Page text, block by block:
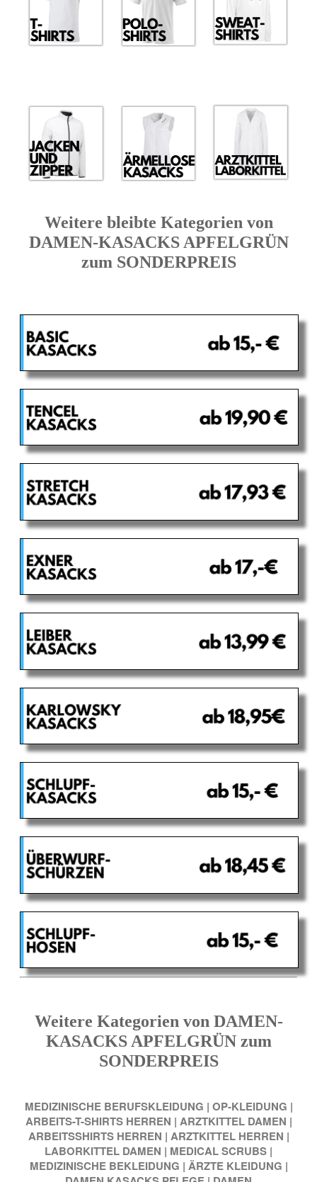
Weitere bleibte Kategorien von
DAMEN-KASACKS APFELGRÜN
zum SONDERPREIS
Weitere Kategorien von DAMEN-
KASACKS APFELGRÜN zum
SONDERPREIS
MEDIZINISCHE BERUFSKLEIDUNG | OP-KLEIDUNG |
ARBEITS-T-SHIRTS HERREN | ARZTKITTEL DAMEN |
ARBEITSSHIRTS HERREN | ARZTKITTEL HERREN |
LABORKITTEL DAMEN | MEDICAL SCRUBS |
MEDIZINISCHE BEKLEIDUNG | ÄRZTE KLEIDUNG |